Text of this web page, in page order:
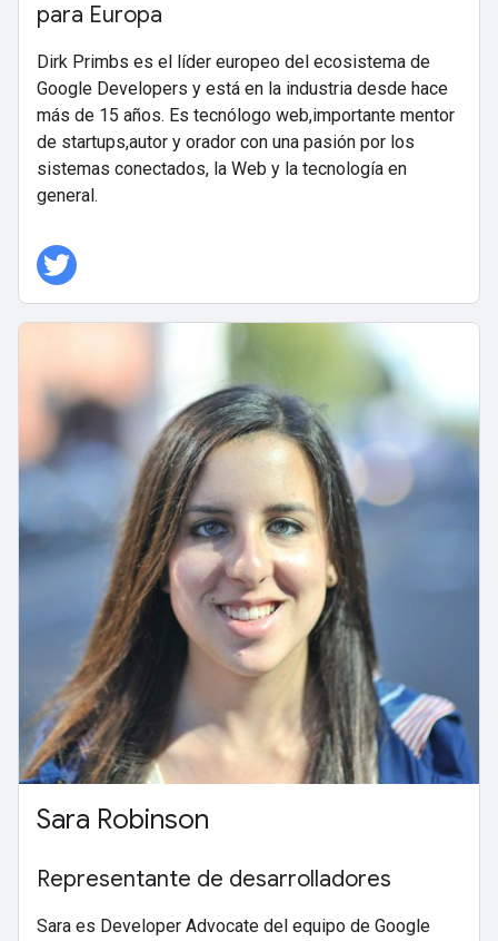
para Europa
Dirk Primbs es el líder europeo del ecosistema de
Google Developers y está en la industria desde hace
más de 15 años. Es tecnólogo web,importante mentor
de startups,autor y orador con una pasión por los
sistemas conectados, la Web y la tecnología en
general.
Sara Robinson
Representante de desarrolladores
Sara es Developer Advocate del equipo de Google